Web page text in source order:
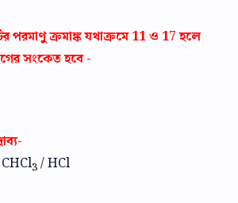
পরমাণু ক্রমাঙ্ক যথাক্রমে 11 ও 17 হলে
সংকেত হবে -
3/ HCl